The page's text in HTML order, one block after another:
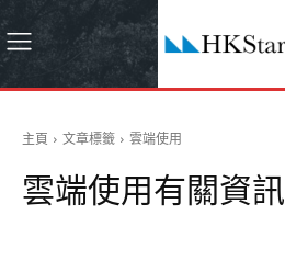
主頁 文章標籤 雲端使用
雲端使用有關資訊